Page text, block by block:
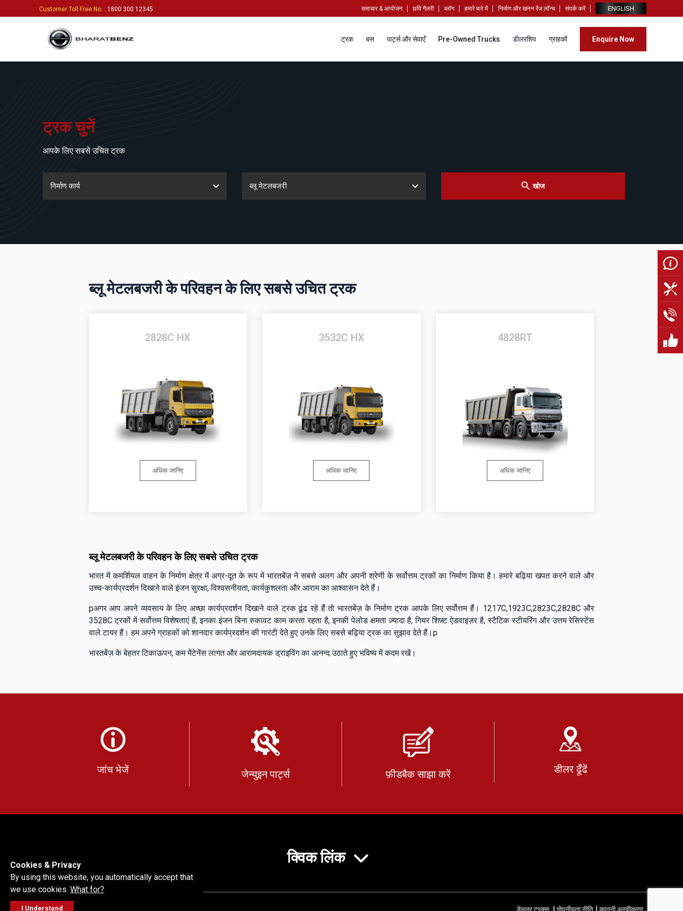
Customer Toll Free No. : 1800 300 12345 समाचार & आयोजन छवि गैलरी ब्लॉग हमारे बारे में निर्माण और खनन रेंज लॉन्च संपर्क करें ENGLISH
ट्रक बस पार्ट्स और सेवाएँ Pre-Owned Trucks डीलरशिप ग्राहकों Enquire Now
ट्रक चुनें
आपके लिए सबसे उचित ट्रक
खोज
ब्लू मेटलबजरी के परिवहन के लिए सबसे उचित ट्रक
2828C HX
अधिक जानिए
3532C HX
अधिक जानिए
4828RT
अधिक जानिए
ब्लू मेटलबजरी के परिवहन के लिए सबसे उचित ट्रक
भारत में कमर्शियल वाहन के निर्माण क्षेत्र में अग्र-दूत के रूप में भारतबेंज़ ने सबसे अलग और अपनी श्रेणी के सर्वोत्तम ट्रकों का निर्माण किया है। हमारे बढ़िया खपत करने वाले और
उच्च-कार्यप्रदर्शन दिखाने वाले इंजन सुरक्षा, विश्वसनीयता, कार्यकुशलता और आराम का आश्वासन देते हैं।
pअगर आप अपने व्यवसाय के लिए अच्छा कार्यप्रदर्शन दिखाने वाले ट्रक ढूंढ रहे हैं तो भारतबेंज़ के निर्माण ट्रक आपके लिए सर्वोत्तम हैं। 1217C,1923C,2823C,2828C और
3528C ट्रकों में सर्वोत्तम विशेषताएं हैं; इनका इंजन बिना रुकावट काम करता रहता है, इनकी पेलोड क्षमता ज़्यादा है, गियर शिफ़्ट ऐडवाइज़र है, स्टैटिक स्टीयरिंग और उत्तम रेसिस्टेंस
वाले टायर हैं। हम अपने ग्राहकों को शानदार कार्यप्रदर्शन की गारंटी देते हुए उनके लिए सबसे बढ़िया ट्रक का सुझाव देते हैं।p
भारतबेंज़ के बेहतर टिकाऊपन, कम मेंटेनेंस लागत और आरामदायक ड्राइविंग का आनन्द उठाते हुए भविष्य में कदम रखें।
जांच भेजें जेन्युइन पार्ट्स फ़ीडबैक साझा करें डीलर ढूँढें
क्विक लिंक
कॉपीराइट © 2026 भारतबेंज़। डेमलर ट्रक्स गोपनीयता नीति कानूनी अस्वीकरण
Cookies & Privacy
By using this website, you automatically accept that
we use cookies. What for?
I Understand